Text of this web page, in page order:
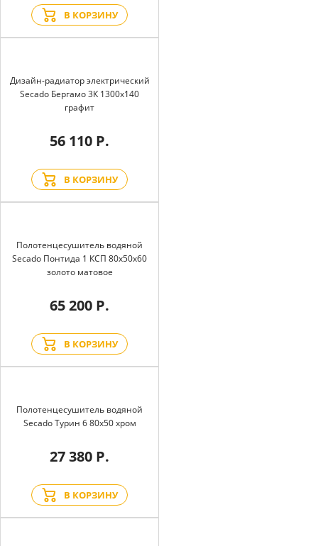
В КОРЗИНУ
Дизайн-радиатор электрический
Secado Бергамо 3К 1300x140
графит
56 110 Р.
В КОРЗИНУ
Полотенцесушитель водяной
Secado Понтида 1 КСП 80x50x60
золото матовое
65 200 Р.
В КОРЗИНУ
Полотенцесушитель водяной
Secado Турин 6 80x50 хром
27 380 Р.
В КОРЗИНУ